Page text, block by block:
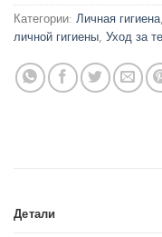
Категории: Личная гигиена,
личной гигиены, Уход за
Детали